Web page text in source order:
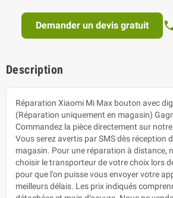
Demander un devis gratuit
Description
Réparation Xiaomi Mi Max bouton avec
(Réparation uniquement en magasin)
Commandez la pièce directement sur
Vous serez avertis par SMS dès réception
magasin. Pour une réparation à distance,
choisir le transporteur de votre choix lors
pour que l'on puisse vous envoyer votre
meilleurs délais. Les prix indiqués